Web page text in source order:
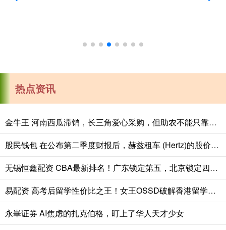
热点资讯
金牛王 河南西瓜滞销，长三角爱心采购，但助农不能只靠爱心救场
股民钱包 在公布第二季度财报后，赫兹租车 (Hertz)的股价下跌了9.5%
无锡恒鑫配资 CBA最新排名！广东锁定第五，北京锁定四强，宁波首次打入季后赛
易配资 高考后留学性价比之王！女王OSSD破解香港留学密码，高三生速抢名校直通席位_优势_路径
永崋证券 AI焦虑的扎克伯格，盯上了华人天才少女